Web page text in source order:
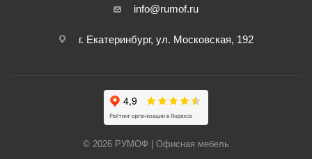
info@rumof.ru
г. Екатеринбург, ул. Московская, 192
© 2026 РУМОФ | Офисная мебель